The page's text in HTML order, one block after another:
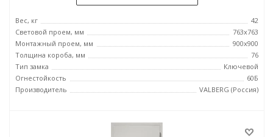
Вес, кг
42
Световой проем, мм
763x763
Монтажный проем, мм
900x900
Толщина короба, мм
76
Тип замка
Ключевой
Огнестойкость
60Б
Производитель
VALBERG (Россия)